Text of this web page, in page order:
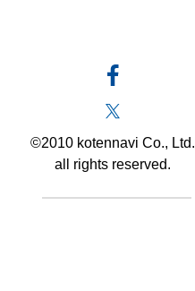
©2010 kotennavi Co., Ltd.
all rights reserved.